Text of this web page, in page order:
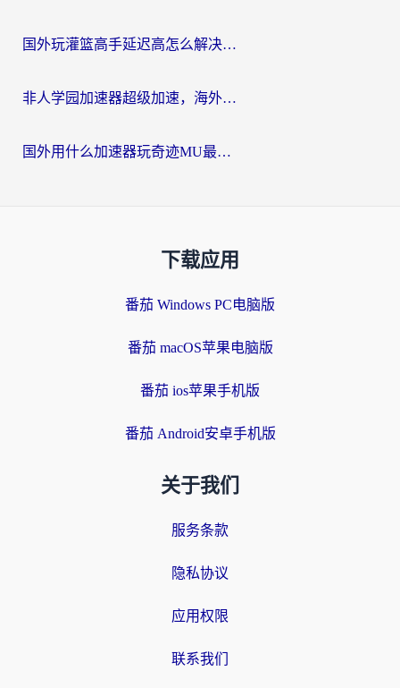
国外玩灌篮高手延迟高怎么解决？海外玩家国服游戏加速终极指南
非人学园加速器超级加速，海外玩家重返国服的通行证
国外用什么加速器玩奇迹MU最好？2026海外玩家国服游戏加速全攻略
下载应用
番茄 Windows PC电脑版
番茄 macOS苹果电脑版
番茄 ios苹果手机版
番茄 Android安卓手机版
关于我们
服务条款
隐私协议
应用权限
联系我们